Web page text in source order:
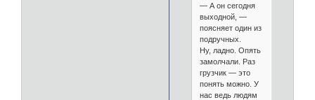
— А он сегодня
выходной, —
поясняет один из
подручных.
Ну, ладно. Опять
замолчали. Раз
грузчик — это
понять можно. У
нас ведь людям